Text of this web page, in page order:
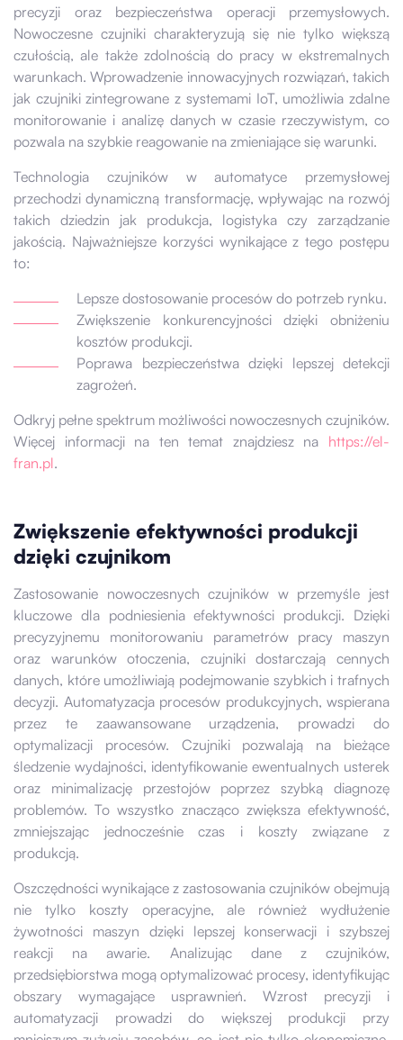
precyzji oraz bezpieczeństwa operacji przemysłowych.
Nowoczesne czujniki charakteryzują się nie tylko większą
czułością, ale także zdolnością do pracy w ekstremalnych
warunkach. Wprowadzenie innowacyjnych rozwiązań, takich
jak czujniki zintegrowane z systemami IoT, umożliwia zdalne
monitorowanie i analizę danych w czasie rzeczywistym, co
pozwala na szybkie reagowanie na zmieniające się warunki.
Technologia czujników w automatyce przemysłowej
przechodzi dynamiczną transformację, wpływając na rozwój
takich dziedzin jak produkcja, logistyka czy zarządzanie
jakością. Najważniejsze korzyści wynikające z tego postępu
to:
Lepsze dostosowanie procesów do potrzeb rynku.
Zwiększenie konkurencyjności dzięki obniżeniu
kosztów produkcji.
Poprawa bezpieczeństwa dzięki lepszej detekcji
zagrożeń.
Odkryj pełne spektrum możliwości nowoczesnych czujników.
Więcej informacji na ten temat znajdziesz na https://el-
fran.pl.
Zwiększenie efektywności produkcji
dzięki czujnikom
Zastosowanie nowoczesnych czujników w przemyśle jest
kluczowe dla podniesienia efektywności produkcji. Dzięki
precyzyjnemu monitorowaniu parametrów pracy maszyn
oraz warunków otoczenia, czujniki dostarczają cennych
danych, które umożliwiają podejmowanie szybkich i trafnych
decyzji. Automatyzacja procesów produkcyjnych, wspierana
przez te zaawansowane urządzenia, prowadzi do
optymalizacji procesów. Czujniki pozwalają na bieżące
śledzenie wydajności, identyfikowanie ewentualnych usterek
oraz minimalizację przestojów poprzez szybką diagnozę
problemów. To wszystko znacząco zwiększa efektywność,
zmniejszając jednocześnie czas i koszty związane z
produkcją.
Oszczędności wynikające z zastosowania czujników obejmują
nie tylko koszty operacyjne, ale również wydłużenie
żywotności maszyn dzięki lepszej konserwacji i szybszej
reakcji na awarie. Analizując dane z czujników,
przedsiębiorstwa mogą optymalizować procesy, identyfikując
obszary wymagające usprawnień. Wzrost precyzji i
automatyzacji prowadzi do większej produkcji przy